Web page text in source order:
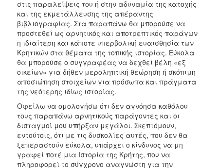
στις παραλείψεις του ή στην αδυναμία της κατοχής
και της εκμετάλλευσης της απέραντης
βιβλιογραφίας. Στα παραπάνω θα μπορούσε να
προστεθεί ως αρνητικός και αποτρεπτικός παράγων
η ιδιαίτερη και κάποτε υπερβολική ευαισθησία των
Κρητικών στα θέματα της τοπικής ιστορίας. Εύκολα
θα μπορούσε ο συγγραφέας να δεχθεί βέλη «εξ
οικείων» για δήθεν μεροληπτική θεώρηση ή σκόπιμη
αποσιώπηση στοιχείων για πρόσωπα και πράγματα
της νεότερης ιδίως ιστορίας.
Οφείλω να ομολογήσω ότι δεν αγνόησα καθόλου
τους παραπάνω αρνητικούς παράγοντες και οι
δισταγμοί μου υπήρξαν μεγάλοι. Σκεπτόμουν,
εντούτοις, ότι με τις δυσκολίες αυτές, που δεν θα
ξεπεραστούν εύκολα, υπάρχει ο κίνδυνος να μη
γραφεί ποτέ μια Ιστορία της Κρήτης, που να
πληροφορεί το σύγχρονο αναγνώστη για την